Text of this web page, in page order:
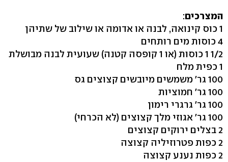
המצרכים:
1 כוס קינואה, לבנה או אדומה או שילוב של שתיהן
4 כוסות מים רותחים
1/2 1 כוסות (או 1 קופסה קטנה) שעועית לבנה מבושלת
1 כפית מלח
100 גר' משמשים מיובשים קצוצים גס
100 גר' חמוציות
100 גר' גרגרי רימון
100 גר' אגוזי מלך קצוצים (לא הכרחי)
2 בצלים ירוקים קצוצים
2 כפות פטרוזיליה קצוצה
2 כפות נענע קצוצה